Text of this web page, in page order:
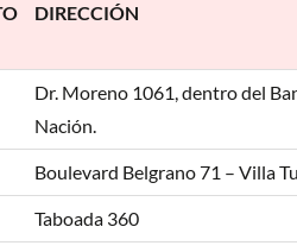
DIRECCIÓN
Dr. Moreno 1061, dentro del
Nación.
Boulevard Belgrano 71 – Villa
Taboada 360